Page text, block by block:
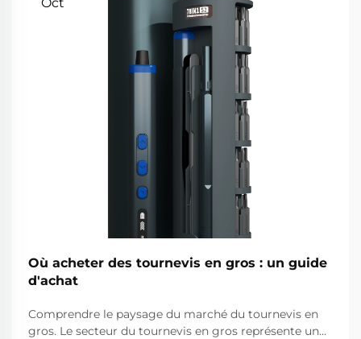
Où acheter des tournevis en gros : un guide
d'achat
Comprendre le paysage du marché du tournevis en
gros. Le secteur du tournevis en gros représente un